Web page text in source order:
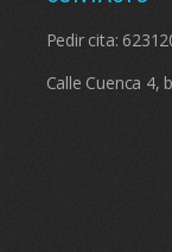
Pedir cita:
Calle Cuenca 4,